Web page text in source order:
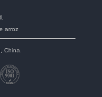
arroz
China.